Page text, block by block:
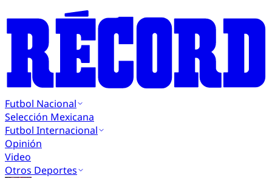
Futbol Nacional
Selección Mexicana
Futbol Internacional
Opinión
Video
Otros Deportes